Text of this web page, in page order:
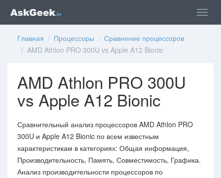
Главная / Процессоры / Сравнение процессоров
/ AMD Athlon PRO 300U vs Apple A12 Bionic
AMD Athlon PRO 300U
vs Apple A12 Bionic
Сравнительный анализ процессоров AMD Athlon PRO
300U и Apple A12 Bionic по всем известным
характеристикам в категориях: Общая информация,
Производительность, Память, Совместимость, Графика.
Анализ производительности процессоров по